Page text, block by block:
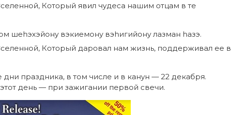
Который явил чудеса нашим отцам в те
шеhэхэйону вэкиемону вэhигийону лазман hазэ.
Который даровал нам жизнь, поддерживал ее в
дни праздника, в том числе и в канун — 22 декабря.
день — при зажигании первой свечи.